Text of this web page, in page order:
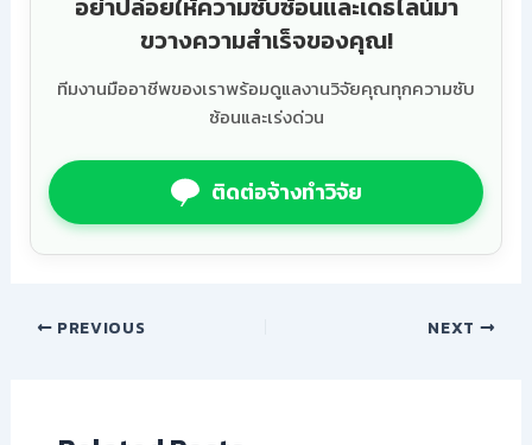
ขวางความสำเร็จของคุณ!
ทีมงานมืออาชีพของเราพร้อมดูแลงานวิจัยคุณทุกความซับ
ซ้อนและเร่งด่วน
ติดต่อจ้างทำวิจัย
PREVIOUS NEXT